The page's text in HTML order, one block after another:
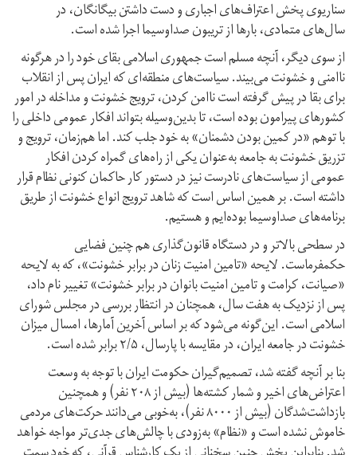
سناریوی پخش اعتراف‌های اجباری و دست داشتن بیگانگان، در
سال‌های متمادی، بارها از تریبون صداوسیما اجرا شده است.
از سوی دیگر، آنچه مسلم است جمهوری اسلامی بقای خود را در هرگونه
ناامنی و خشونت می‌بیند. سیاست‌های منطقه‌ای که ایران پس از انقلاب
برای بقا در پیش گرفته است ناامن کردن، ترویج خشونت و مداخله در امور
کشورهای پیرامون بوده است، تا بدین‌وسیله بتواند افکار عمومی داخلی را
با توهم «در کمین بودن دشمنان» به خود جلب کند. اما هم‌زمان، ترویج و
تزریق خشونت به جامعه به‌عنوان یکی از راه‌های گمراه کردن افکار
عمومی از سیاست‌های نادرست نیز در دستور کار حاکمان کنونی نظام قرار
داشته است. بر همین اساس است که شاهد ترویج انواع خشونت از طریق
برنامه‌های صداوسیما بوده‌ایم و هستیم.
در سطحی بالاتر و در دستگاه قانون‌گذاری هم چنین فضایی
حکمفرماست. لایحه «تامین امنیت زنان در برابر خشونت»، که به لایحه
«صیانت، کرامت و تامین امنیت بانوان در برابر خشونت» تغییر نام داد،
پس از نزدیک به هفت سال، همچنان در انتظار بررسی در مجلس شورای
اسلامی است. این‌گونه می‌شود که بر اساس آخرین آمارها، امسال میزان
خشونت در جامعه ایران، در مقایسه با پارسال، ۲/۵ برابر شده است.
بنا بر آنچه گفته شد، تصمیم‌گیران حکومت ایران با توجه به وسعت
اعتراض‌های اخیر و شمار کشته‌ها (بیش از ۲۰۸ نفر) و همچنین
بازداشت‌شدگان (بیش از ۸۰۰۰ نفر)، به‌خوبی می‌دانند حرکت‌های مردمی
خاموش نشده است و «نظام» به‌زودی با چالش‌های جدی‌تر مواجه خواهد